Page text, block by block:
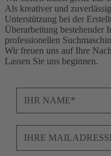
Als kreativer und
Unterstützung bei der
Überarbeitung bestehender
professionellen
Wir freuen uns auf Ihre
Lassen Sie uns beginnen.